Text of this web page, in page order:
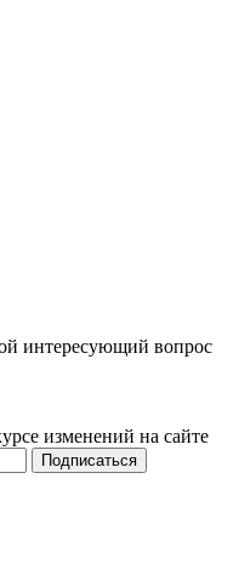
интересующий вопрос
изменений на сайте
Подписаться